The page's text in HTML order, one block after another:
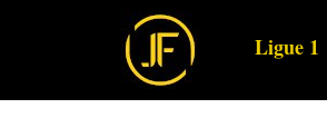
Ligue 1